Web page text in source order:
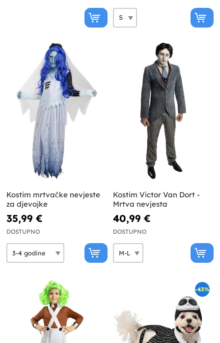
Kostim mrtvačke nevjeste
za djevojke
35,99 €
DOSTUPNO
Kostim Victor Van Dort -
Mrtva nevjesta
40,99 €
DOSTUPNO
-43%